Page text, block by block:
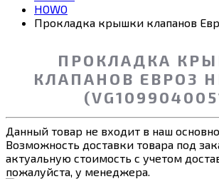
HOWO
Прокладка крышки клапанов
ПРОКЛАДКА
КЛАПАНОВ ЕВРО3
Данный товар не входит в наш
Возможность доставки товара под
актуальную стоимость с учетом
пожалуйста, у менеджера.